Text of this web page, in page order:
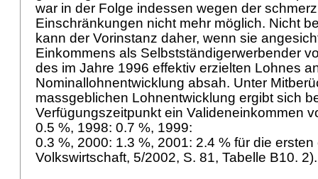
war in der Folge indessen wegen der
Einschränkungen nicht mehr möglich. Nicht
kann der Vorinstanz daher, wenn sie
Einkommens als Selbstständigerwerbender
des im Jahre 1996 effektiv erzielten Lohnes
Nominallohnentwicklung absah. Unter
massgeblichen Lohnentwicklung ergibt sich
Verfügungszeitpunkt ein Valideneinkommen
0.5 %, 1998: 0.7 %, 1999:
0.3 %, 2000: 1.3 %, 2001: 2.4 % für die
Volkswirtschaft, 5/2002, S. 81, Tabelle B10.